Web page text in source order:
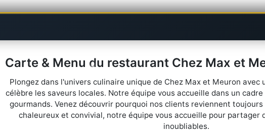
Carte & Menu du restaurant Chez Max et
Plongez dans l'univers culinaire unique de Chez Max et Meuron avec
célèbre les saveurs locales. Notre équipe vous accueille dans un
gourmands. Venez découvrir pourquoi nos clients reviennent
chaleureux et convivial, notre équipe vous accueille pour partager
inoubliables.